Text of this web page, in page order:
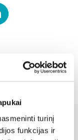
turinį
funkcijas ir